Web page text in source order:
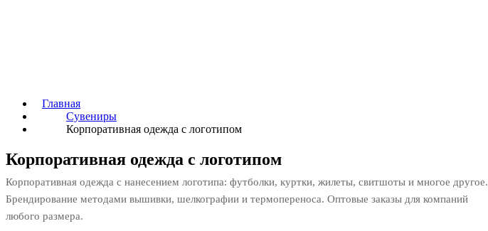
Главная
Сувениры
Корпоративная одежда с логотипом
Корпоративная одежда с логотипом
Корпоративная одежда с нанесением логотипа: футболки, куртки, жилеты, свитшоты и многое другое.
Брендирование методами вышивки, шелкографии и термопереноса. Оптовые заказы для компаний
любого размера.